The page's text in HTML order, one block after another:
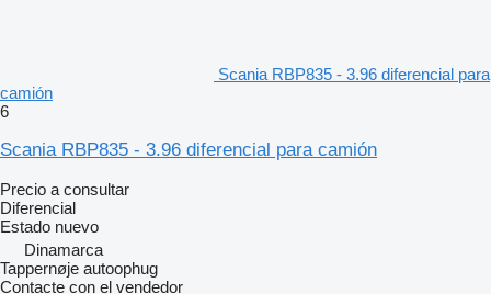
Scania RBP835 - 3.96 diferencial para
camión
6
Scania RBP835 - 3.96 diferencial para camión
Precio a consultar
Diferencial
Estado nuevo
Dinamarca
Tappernøje autoophug
Contacte con el vendedor